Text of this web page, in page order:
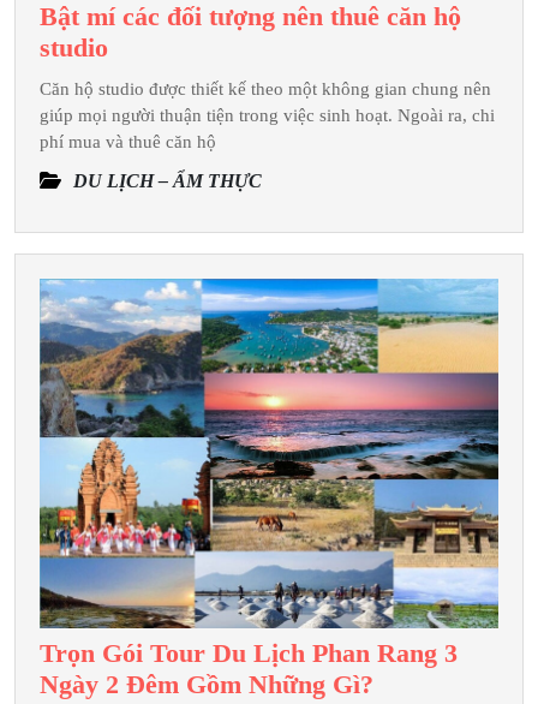
Bật mí các đối tượng nên thuê căn hộ
studio
mí
các
đối
tượng
thuê
hộ
studio
Căn hộ studio được thiết kế theo một không gian chung nên
giúp mọi người thuận tiện trong việc sinh hoạt. Ngoài ra, chi
phí mua và thuê căn hộ
DU LỊCH – ẨM THỰC
Trọn Gói Tour Du Lịch Phan Rang 3
Ngày 2 Đêm Gồm Những Gì?